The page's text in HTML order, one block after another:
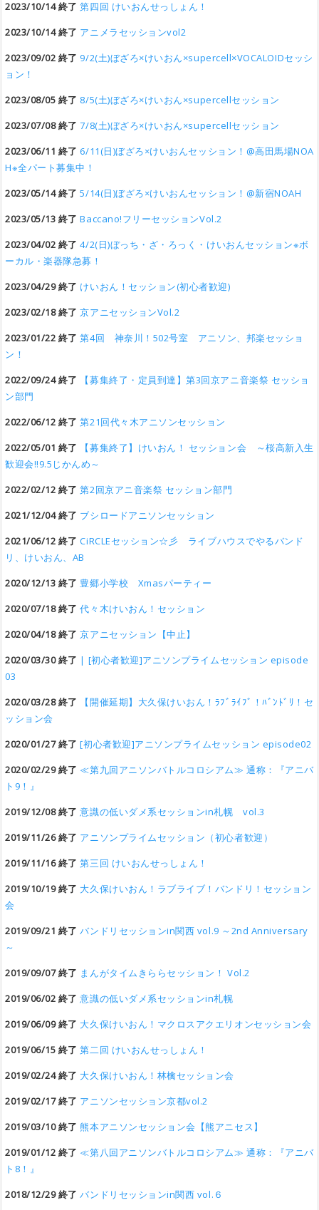
2023/10/14 終了 第四回 けいおんせっしょん！
2023/10/14 終了 アニメラセッションvol2
2023/09/02 終了 9/2(土)ぼざろ×けいおん×supercell×VOCALOIDセッシ
ョン！
2023/08/05 終了 8/5(土)ぼざろ×けいおん×supercellセッション
2023/07/08 終了 7/8(土)ぼざろ×けいおん×supercellセッション
2023/06/11 終了 6/11(日)ぼざろ×けいおんセッション！@高田馬場NOA
H※全パート募集中！
2023/05/14 終了 5/14(日)ぼざろ×けいおんセッション！@新宿NOAH
2023/05/13 終了 Baccano!フリーセッションVol.2
2023/04/02 終了 4/2(日)ぼっち・ざ・ろっく・けいおんセッション※ボ
ーカル・楽器隊急募！
2023/04/29 終了 けいおん！セッション(初心者歓迎)
2023/02/18 終了 京アニセッションVol.2
2023/01/22 終了 第4回 神奈川！502号室 アニソン、邦楽セッショ
ン！
2022/09/24 終了
【募集終了・定員到達】第3回京アニ音楽祭 セッショ
ン部門
2022/06/12 終了 第21回代々木アニソンセッション
2022/05/01 終了
【募集終了】けいおん！ セッション会 ～桜高新入生
歓迎会!!9.5じかんめ～
2022/02/12 終了 第2回京アニ音楽祭 セッション部門
2021/12/04 終了 ブシロードアニソンセッション
2021/06/12 終了 CiRCLEセッション☆彡 ライブハウスでやるバンド
リ、けいおん、AB
2020/12/13 終了 豊郷小学校 Xmasパーティー
2020/07/18 終了 代々木けいおん！セッション
2020/04/18 終了 京アニセッション【中止】
2020/03/30 終了 | [初心者歓迎]アニソンプライムセッション episode
03
2020/03/28 終了
【開催延期】大久保けいおん！ﾗﾌﾞﾗｲﾌﾞ！ﾊﾞﾝﾄﾞﾘ！セ
ッション会
2020/01/27 終了 [初心者歓迎]アニソンプライムセッション episode02
2020/02/29 終了 ≪第九回アニソンバトルコロシアム≫ 通称：『アニバ
ト9！』
2019/12/08 終了 意識の低いダメ系セッションin札幌 vol.3
2019/11/26 終了 アニソンプライムセッション（初心者歓迎）
2019/11/16 終了 第三回 けいおんせっしょん！
2019/10/19 終了 大久保けいおん！ラブライブ！バンドリ！セッション
会
2019/09/21 終了 バンドリセッションin関西 vol.9 ～2nd Anniversary
～
2019/09/07 終了 まんがタイムきららセッション！ Vol.2
2019/06/02 終了 意識の低いダメ系セッションin札幌
2019/06/09 終了 大久保けいおん！マクロスアクエリオンセッション会
2019/06/15 終了 第二回 けいおんせっしょん！
2019/02/24 終了 大久保けいおん！林檎セッション会
2019/02/17 終了 アニソンセッション京都vol.2
2019/03/10 終了 熊本アニソンセッション会【熊アニセス】
2019/01/12 終了 ≪第八回アニソンバトルコロシアム≫ 通称：『アニバ
ト8！』
2018/12/29 終了 バンドリセッションin関西 vol.６